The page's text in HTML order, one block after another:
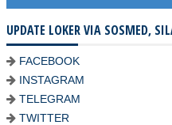
UPDATE LOKER VIA SOSMED,
FACEBOOK
INSTAGRAM
TELEGRAM
TWITTER